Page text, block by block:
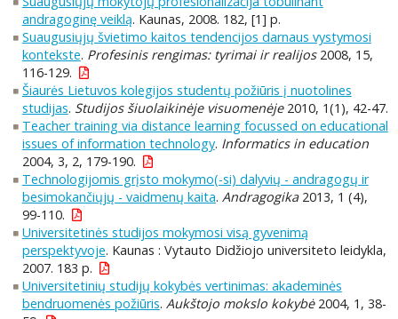
andragoginę veiklą. Kaunas, 2008. 182, [1] p.
Suaugusiųjų švietimo kaitos tendencijos darnaus vystymosi
kontekste. Profesinis rengimas: tyrimai ir realijos2008, 15,
116-129.
Šiaurės Lietuvos kolegijos studentų požiūris į nuotolines
studijas. Studijos šiuolaikinėje visuomenėje2010, 1(1), 42-47.
Teacher training via distance learning focussed on educational
issues of information technology. Informatics in education
2004, 3, 2, 179-190.
Technologijomis grįsto mokymo(-si) dalyvių - andragogų ir
besimokančiųjų - vaidmenų kaita. Andragogika2013, 1 (4),
99-110.
Universitetinės studijos mokymosi visą gyvenimą
perspektyvoje. Kaunas : Vytauto Didžiojo universiteto leidykla,
2007. 183 p.
Universitetinių studijų kokybės vertinimas: akademinės
bendruomenės požiūris. Aukštojo mokslo kokybė2004, 1, 38-